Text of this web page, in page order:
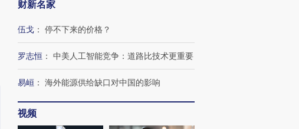
财新名家
伍戈 ： 停不下来的价格？
罗志恒 ： 中美人工智能竞争：道路比技术更重要
易峘 ： 海外能源供给缺口对中国的影响
视频